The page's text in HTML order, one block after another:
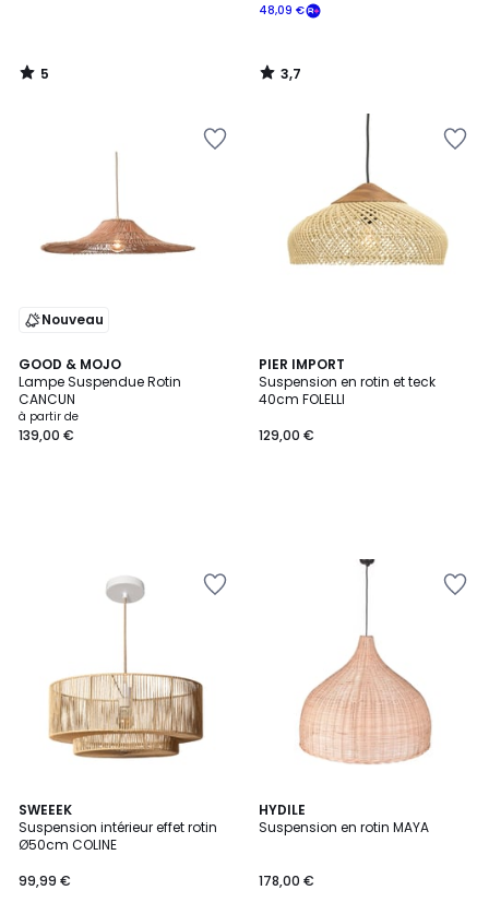
5
/
48,09 €
3,7
/
Nouveau
GOOD & MOJO
Lampe Suspendue Rotin
CANCUN
à partir de
139,00 €
PIER IMPORT
Suspension en rotin et teck
40cm FOLELLI
129,00 €
SWEEEK
Suspension intérieur effet rotin
Ø50cm COLINE
99,99 €
HYDILE
Suspension en rotin MAYA
178,00 €